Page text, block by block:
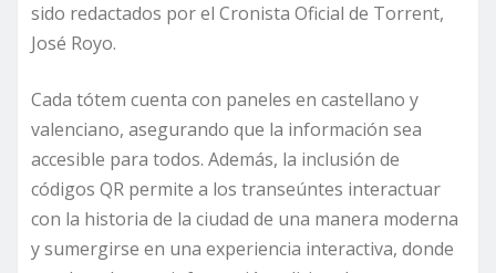
sido redactados por el Cronista Oficial de Torrent,
José Royo.
Cada tótem cuenta con paneles en castellano y
valenciano, asegurando que la información sea
accesible para todos. Además, la inclusión de
códigos QR permite a los transeúntes interactuar
con la historia de la ciudad de una manera moderna
y sumergirse en una experiencia interactiva, donde